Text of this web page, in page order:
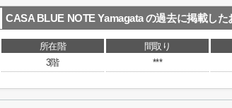
CASA BLUE NOTE Yamagataの過去に掲載した
所在階 間取り
3階
***